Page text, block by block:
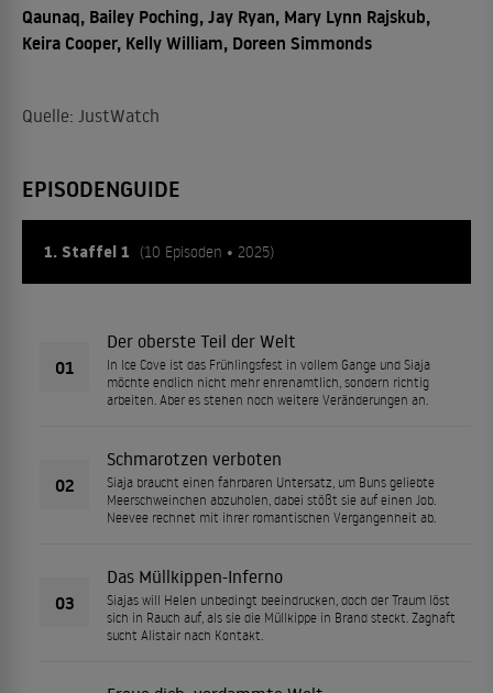
Qaunaq, Bailey Poching, Jay Ryan, Mary Lynn Rajskub,
Keira Cooper, Kelly William, Doreen Simmonds
Quelle: JustWatch
EPISODENGUIDE
1. Staffel 1 (10 Episoden • 2025)
01
Der oberste Teil der Welt
In Ice Cove ist das Frühlingsfest in vollem Gange und Siaja
möchte endlich nicht mehr ehrenamtlich, sondern richtig
arbeiten. Aber es stehen noch weitere Veränderungen an.
02
Schmarotzen verboten
Siaja braucht einen fahrbaren Untersatz, um Buns geliebte
Meerschweinchen abzuholen, dabei stößt sie auf einen Job.
Neevee rechnet mit ihrer romantischen Vergangenheit ab.
03
Das Müllkippen-Inferno
Siajas will Helen unbedingt beeindrucken, doch der Traum löst
sich in Rauch auf, als sie die Müllkippe in Brand steckt. Zaghaft
sucht Alistair nach Kontakt.